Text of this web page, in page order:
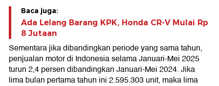
Baca juga:
Ada Lelang Barang KPK, Honda CR-V Mulai Rp
8 Jutaan
Sementara jika dibandingkan periode yang sama tahun,
penjualan motor di Indonesia selama Januari-Mei 2025
turun 2,4 persen dibandingkan Januari-Mei 2024. Jika
lima bulan pertama tahun ini 2.595.303 unit, maka lima